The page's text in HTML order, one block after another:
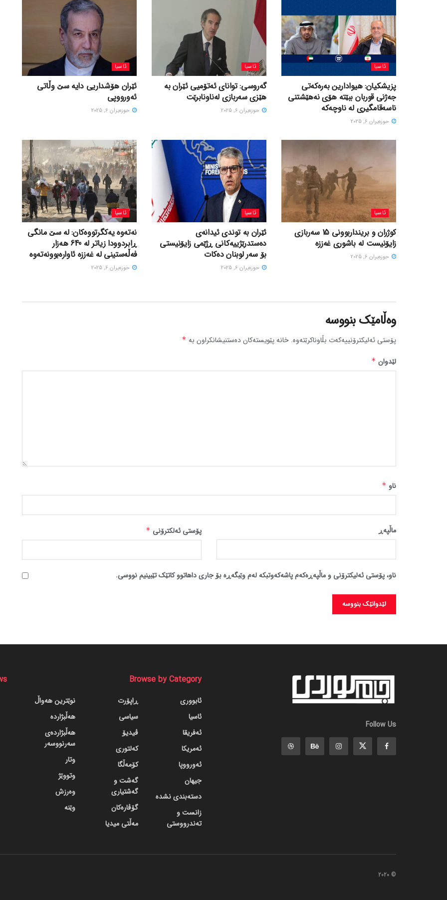
ئاسیا
پزیشکیان: هیوادارین بەرەکەتی
جەژنی قوربان ببێتە هۆی نەهێشتنی
ناسەقامگیری لە ناوچەکە
حوزه‌یران 6, 2025
ئاسیا
گەروسی: توانای ئەتۆمیی ئێران بە
هێزی سەربازی لەناونابرێت
حوزه‌یران 6, 2025
ئاسیا
ئێران هۆشداریی دایە سێ وڵاتی
ئەورووپی
حوزه‌یران 6, 2025
ئاسیا
کوژران و برینداربوونی 15 سەربازی
زایۆنیست لە باشوری غەززە
حوزه‌یران 6, 2025
ئاسیا
ئێران بە توندی ئیدانەی
دەستدرێژییەکانی ڕژێمی زایۆنیستی
بۆ سەر لوبنان دەکات
حوزه‌یران 6, 2025
ئاسیا
نەتەوە یەکگرتووەکان: لە سێ مانگی
ڕابردوودا زیاتر لە 640 هەزار
فەڵەستینی لە غەززە ئاوارەبوونەتەوە
حوزه‌یران 6, 2025
وەڵامێک بنووسە
پۆستی ئەلیکترۆنییەکەت بڵاوناکرێتەوە. خانە پێویستەکان دەستنیشانکراون بە *
لێدوان *
ناو *
پۆستی ئەلکترۆنی * ماڵپه‌ڕ
ناو، پۆستی ئەلیکترۆنی و ماڵپەڕەکەم پاشەکەوتبکە لەم وێبگەڕە بۆ جاری داهاتوو کاتێک تێبینیم نووسی.
Follow Us
Browse by Category
ئابووری
ئاسیا
ئەفریقا
ئەمریکا
ئەورووپا
جیهان
دسته‌بندی نشده
زانست و
تەندرووستی
ڕاپۆرت
سیاسی
ڤیدیۆ
کەلتوری
کۆمەڵگا
گه‌شت و
گه‌شتیاری
گۆڤاره‌کان
مەڵتی میدیا
نوێترین هەواڵ
هەڵبژاردە
هەڵبژاردەی
سەرنووسەر
وتار
وتووێژ
وەرزش
وێنە
© 2020